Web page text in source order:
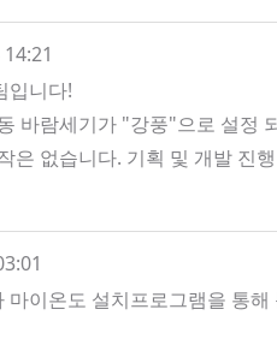
입니다!
바람세기가 "강풍"으로 설정
은 없습니다. 기획 및 개발 진
이온도 설치프로그램을 통